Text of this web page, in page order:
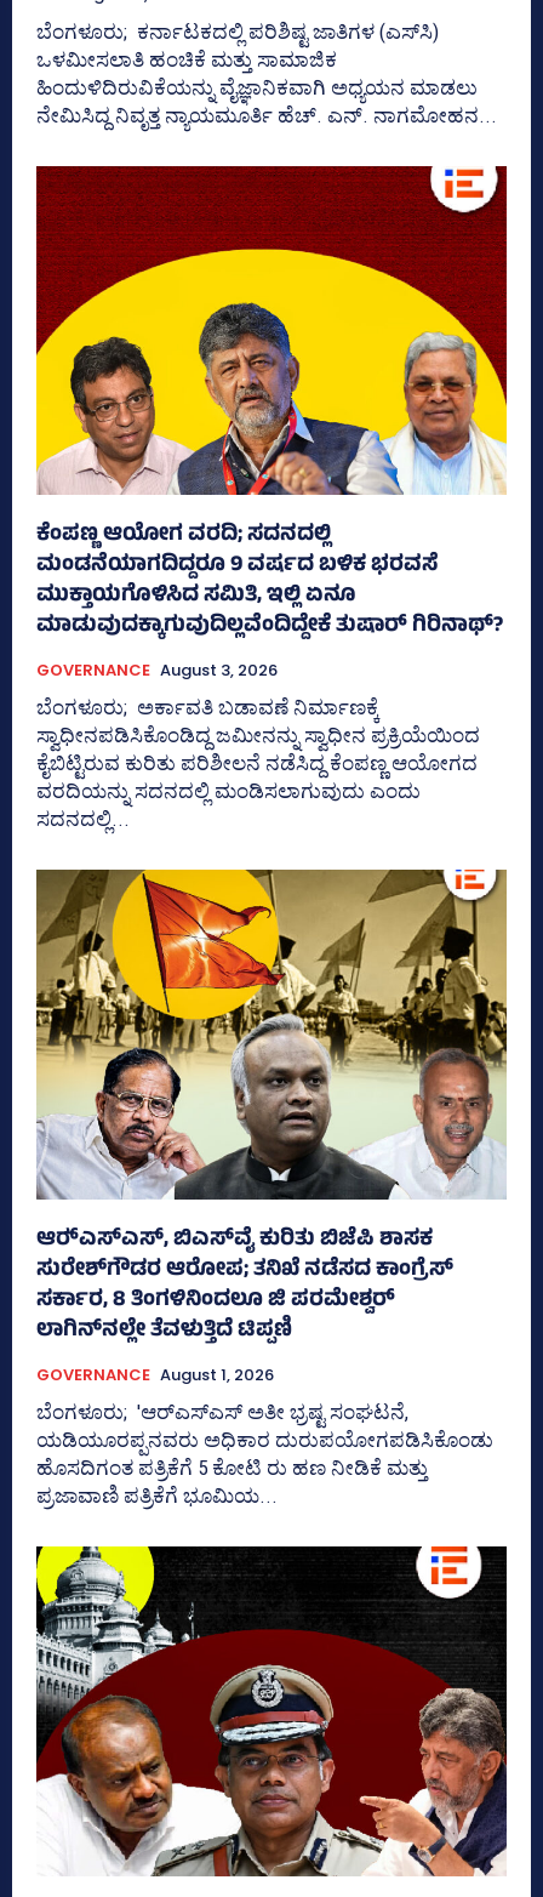
ಬೆಂಗಳೂರು; ಕರ್ನಾಟಕದಲ್ಲಿ ಪರಿಶಿಷ್ಟ ಜಾತಿಗಳ (ಎಸ್‌ಸಿ)
ಒಳಮೀಸಲಾತಿ ಹಂಚಿಕೆ ಮತ್ತು ಸಾಮಾಜಿಕ
ಹಿಂದುಳಿದಿರುವಿಕೆಯನ್ನು ವೈಜ್ಞಾನಿಕವಾಗಿ ಅಧ್ಯಯನ ಮಾಡಲು
ನೇಮಿಸಿದ್ದ ನಿವೃತ್ತ ನ್ಯಾಯಮೂರ್ತಿ ಹೆಚ್. ಎನ್. ನಾಗಮೋಹನ...
ಕೆಂಪಣ್ಣ ಆಯೋಗ ವರದಿ; ಸದನದಲ್ಲಿ
ಮಂಡನೆಯಾಗದಿದ್ದರೂ 9 ವರ್ಷದ ಬಳಿಕ ಭರವಸೆ
ಮುಕ್ತಾಯಗೊಳಿಸಿದ ಸಮಿತಿ, ಇಲ್ಲಿ ಏನೂ
ಮಾಡುವುದಕ್ಕಾಗುವುದಿಲ್ಲವೆಂದಿದ್ದೇಕೆ ತುಷಾರ್ ಗಿರಿನಾಥ್?
GOVERNANCE August 3, 2026
ಬೆಂಗಳೂರು; ಅರ್ಕಾವತಿ ಬಡಾವಣೆ ನಿರ್ಮಾಣಕ್ಕೆ
ಸ್ವಾಧೀನಪಡಿಸಿಕೊಂಡಿದ್ದ ಜಮೀನನ್ನು ಸ್ವಾಧೀನ ಪ್ರಕ್ರಿಯೆಯಿಂದ
ಕೈಬಿಟ್ಟಿರುವ ಕುರಿತು ಪರಿಶೀಲನೆ ನಡೆಸಿದ್ದ ಕೆಂಪಣ್ಣ ಆಯೋಗದ
ವರದಿಯನ್ನು ಸದನದಲ್ಲಿ ಮಂಡಿಸಲಾಗುವುದು ಎಂದು
ಸದನದಲ್ಲಿ...
ಆರ್‍‌ಎಸ್‌ಎಸ್‌, ಬಿಎಸ್‌ವೈ ಕುರಿತು ಬಿಜೆಪಿ ಶಾಸಕ
ಸುರೇಶ್‌ಗೌಡರ ಆರೋಪ; ತನಿಖೆ ನಡೆಸದ ಕಾಂಗ್ರೆಸ್‌
ಸರ್ಕಾರ, 8 ತಿಂಗಳಿನಿಂದಲೂ ಜಿ ಪರಮೇಶ್ವರ್
ಲಾಗಿನ್‌ನಲ್ಲೇ ತೆವಳುತ್ತಿದೆ ಟಿಪ್ಪಣಿ
GOVERNANCE August 1, 2026
ಬೆಂಗಳೂರು; 'ಆರ್‍‌ಎಸ್‌ಎಸ್‌ ಅತೀ ಭ್ರಷ್ಟ ಸಂಘಟನೆ,
ಯಡಿಯೂರಪ್ಪನವರು ಅಧಿಕಾರ ದುರುಪಯೋಗಪಡಿಸಿಕೊಂಡು
ಹೊಸದಿಗಂತ ಪತ್ರಿಕೆಗೆ 5 ಕೋಟಿ ರು ಹಣ ನೀಡಿಕೆ ಮತ್ತು
ಪ್ರಜಾವಾಣಿ ಪತ್ರಿಕೆಗೆ ಭೂಮಿಯ...